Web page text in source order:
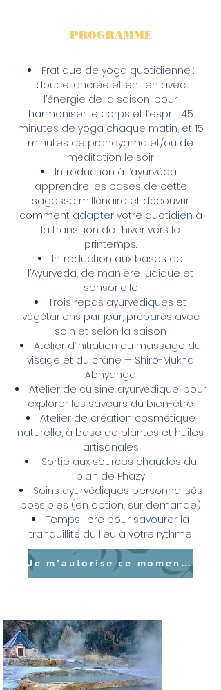
PROGRAMME
Pratique de yoga quotidienne :
douce, ancrée et en lien avec
l’énergie de la saison, pour
harmoniser le corps et l’esprit. 45
minutes de yoga chaque matin, et 15
minutes de pranayama et/ou de
méditation le soir
Introduction à l’ayurvéda :
apprendre les bases de cette
sagesse millénaire et découvrir
comment adapter votre quotidien à
la transition de l’hiver vers le
printemps.
Introduction aux bases de
l’Ayurvéda, de manière ludique et
sensorielle
Trois repas ayurvédiques et
végétariens par jour, préparés avec
soin et selon la saison
Atelier d’initiation au massage du
visage et du crâne — Shiro-Mukha
Abhyanga
Atelier de cuisine ayurvédique, pour
explorer les saveurs du bien-être
Atelier de création cosmétique
naturelle, à base de plantes et huiles
artisanales
Sortie aux sources chaudes du
plan de Phazy
Soins ayurvédiques personnalisés
possibles (en option, sur demande)
Temps libre pour savourer la
tranquillité du lieu à votre rythme
Je m’autorise ce moment unique